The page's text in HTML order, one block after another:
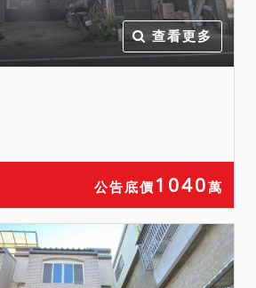
人應負擔被建管機關拆除之
危險，不得主張瑕疵擔保請
求權。如有第三人就建物所
證書，請投標人注意，相關
風險自行承擔。
五、本件拍賣標的物包括主
建物之附屬建物（從物）及
附屬設施在內。
查看更多
公告底價 1040萬